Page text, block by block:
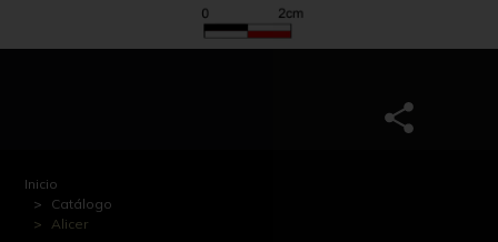
Inicio
Catálogo
Alicer